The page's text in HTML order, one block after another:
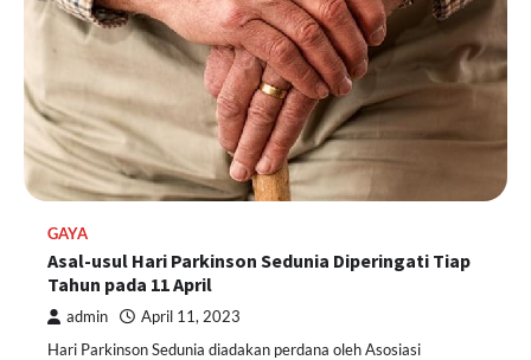
GAYA
Asal-usul Hari Parkinson Sedunia Diperingati Tiap
Tahun pada 11 April
admin April 11, 2023
Hari Parkinson Sedunia diadakan perdana oleh Asosiasi